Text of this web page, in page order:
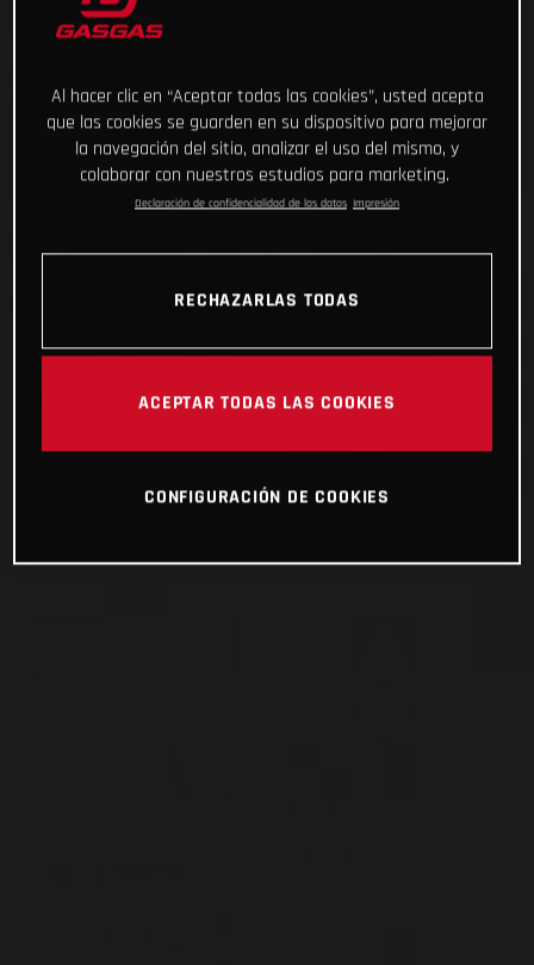
Al hacer clic en “Aceptar todas las cookies”, usted acepta
que las cookies se guarden en su dispositivo para mejorar
la navegación del sitio, analizar el uso del mismo, y
colaborar con nuestros estudios para marketing.
Declaración de confidencialidad de los datos Impresión
RECHAZARLAS TODAS
ACEPTAR TODAS LAS COOKIES
CONFIGURACIÓN DE COOKIES